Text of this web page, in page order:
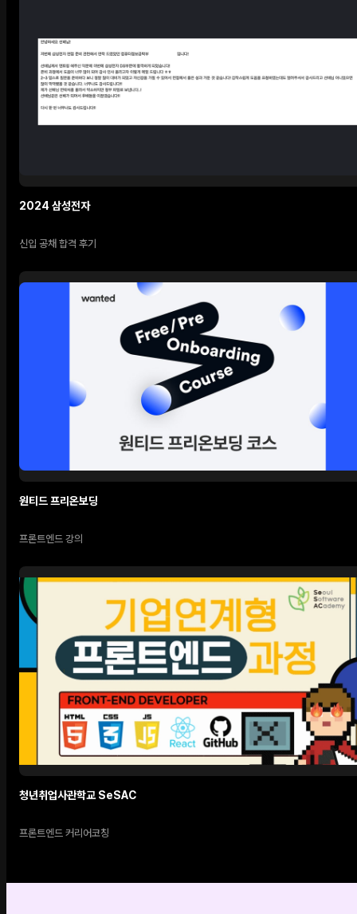
2024 삼성전자
신입 공채 합격 후기
원티드 프리온보딩
프론트엔드 강의
청년취업사관학교 SeSAC
프론트엔드 커리어코칭